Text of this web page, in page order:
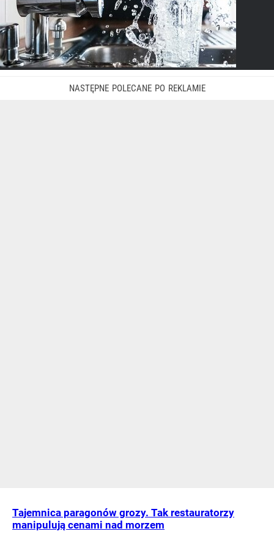
Tajemnica paragonów grozy. Tak restauratorzy
manipulują cenami nad morzem